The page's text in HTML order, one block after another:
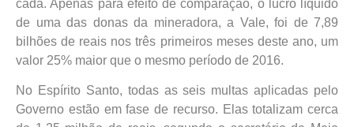
cada. Apenas para efeito de comparação, o lucro líquido
de uma das donas da mineradora, a Vale, foi de 7,89
bilhões de reais nos três primeiros meses deste ano, um
valor 25% maior que o mesmo período de 2016.
No Espírito Santo, todas as seis multas aplicadas pelo
Governo estão em fase de recurso. Elas totalizam cerca